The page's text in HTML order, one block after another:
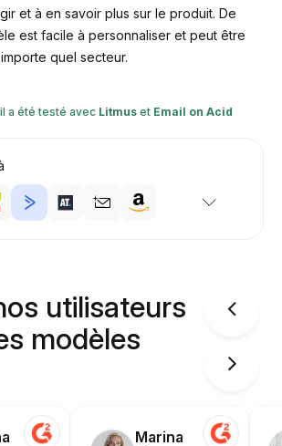
et à en savoir plus sur le produit. De
est facile à personnaliser et peut être
quel secteur.
a été testé avec Litmus et Email on Acid
utilisateurs
modèles
Marina